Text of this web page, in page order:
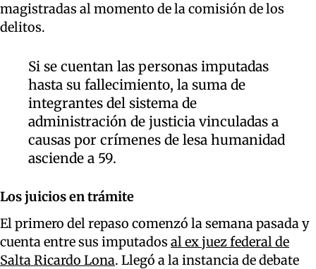
magistradas al momento de la comisión de los
delitos.
Si se cuentan las personas imputadas
hasta su fallecimiento, la suma de
integrantes del sistema de
administración de justicia vinculadas a
causas por crímenes de lesa humanidad
asciende a 59.
Los juicios en trámite
El primero del repaso comenzó la semana pasada y
cuenta entre sus imputados al ex juez federal de
Salta Ricardo Lona. Llegó a la instancia de debate